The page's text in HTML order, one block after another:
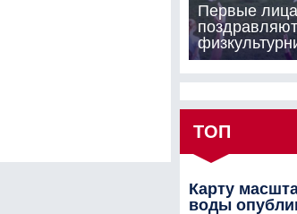
Первые
ТОП
Карту
воды